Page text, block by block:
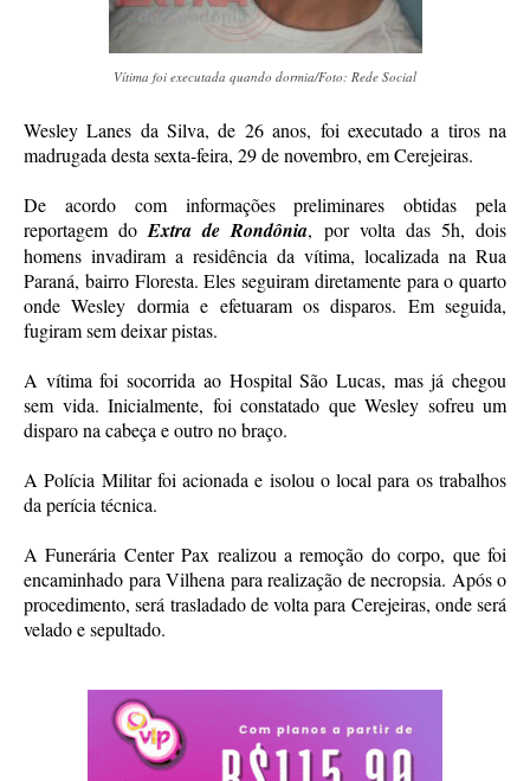
Vítima foi executada quando dormia/Foto: Rede Social
Wesley Lanes da Silva, de 26 anos, foi executado a tiros na
madrugada desta sexta-feira, 29 de novembro, em Cerejeiras.
De acordo com informações preliminares obtidas pela
reportagem doExtra de Rondônia, por volta das 5h, dois
homens invadiram a residência da vítima, localizada na Rua
Paraná, bairro Floresta. Eles seguiram diretamente para o quarto
onde Wesley dormia e efetuaram os disparos. Em seguida,
fugiram sem deixar pistas.
A vítima foi socorrida ao Hospital São Lucas, mas já chegou
sem vida. Inicialmente, foi constatado que Wesley sofreu um
disparo na cabeça e outro no braço.
A Polícia Militar foi acionada e isolou o local para os trabalhos
da perícia técnica.
A Funerária Center Pax realizou a remoção do corpo, que foi
encaminhado para Vilhena para realização de necropsia. Após o
procedimento, será trasladado de volta para Cerejeiras, onde será
velado e sepultado.